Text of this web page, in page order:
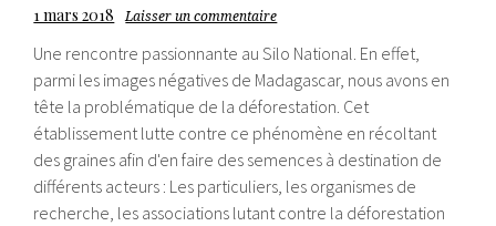
1 mars 2018 Laisser un commentaire
Une rencontre passionnante au Silo National. En effet,
parmi les images négatives de Madagascar, nous avons en
tête la problématique de la déforestation. Cet
établissement lutte contre ce phénomène en récoltant
des graines afin d'en faire des semences à destination de
différents acteurs : Les particuliers, les organismes de
recherche, les associations lutant contre la déforestation